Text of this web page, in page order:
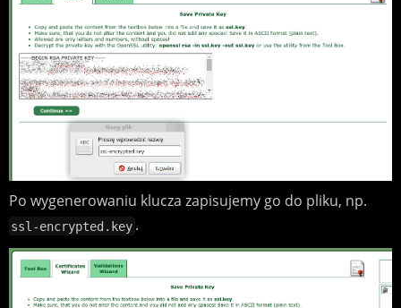
Po wygenerowaniu klucza zapisujemy go do pliku, np.
ssl-encrypted.key .